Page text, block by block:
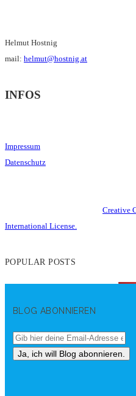
Helmut Hostnig
mail: helmut@hostnig.at
INFOS
Impressum
Datenschutz
Creative
International License.
POPULAR POSTS
BLOG ABONNIEREN